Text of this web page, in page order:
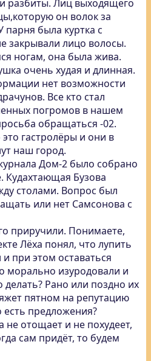
разбиты. Лиц выходящего
он волок за
была куртка с
лицо волосы.
ногам, она была жива.
очень худая и длинная.
нет возможности
Все кто стал
погромов в нашем
обращаться -02.
гастролёры и они в
наш город.
Дом-2 было собрано
Кудахтающая Бузова
столами. Вопрос был
или нет Самсонова с
приручили. Понимаете,
Лёха понял, что лупить
при этом оставаться
морально изуродовали и
Рано или поздно их
пятном на репутацию
есть предложения?
не отощает и не похудеет,
сам придёт, то будем